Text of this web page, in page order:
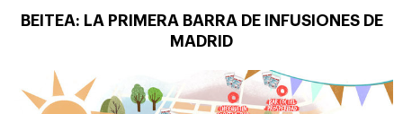
BEITEA: LA PRIMERA BARRA DE INFUSIONES DE
MADRID